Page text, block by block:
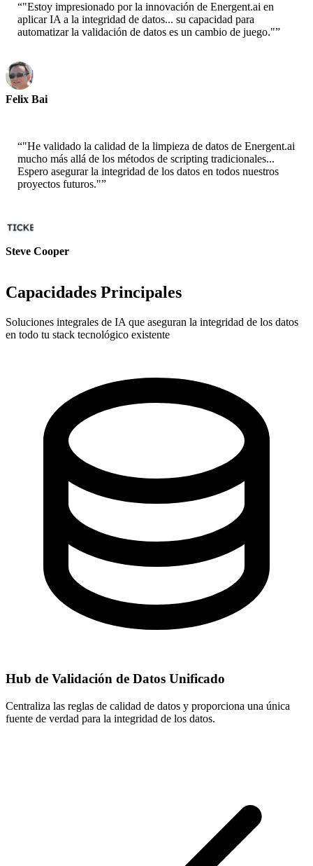
“"Estoy impresionado por la innovación de Energent.ai en
aplicar IA a la integridad de datos... su capacidad para
automatizar la validación de datos es un cambio de juego."”
Felix Bai
“"He validado la calidad de la limpieza de datos de Energent.ai
mucho más allá de los métodos de scripting tradicionales...
Espero asegurar la integridad de los datos en todos nuestros
proyectos futuros."”
Steve Cooper
Capacidades Principales
Soluciones integrales de IA que aseguran la integridad de los datos
en todo tu stack tecnológico existente
Hub de Validación de Datos Unificado
Centraliza las reglas de calidad de datos y proporciona una única
fuente de verdad para la integridad de los datos.